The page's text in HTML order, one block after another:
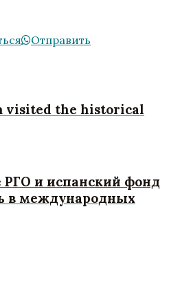
Отправить
visited the historical
РГО и испанский фонд
в международных